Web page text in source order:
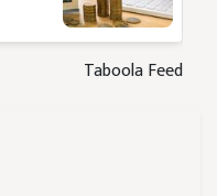
Taboola Feed